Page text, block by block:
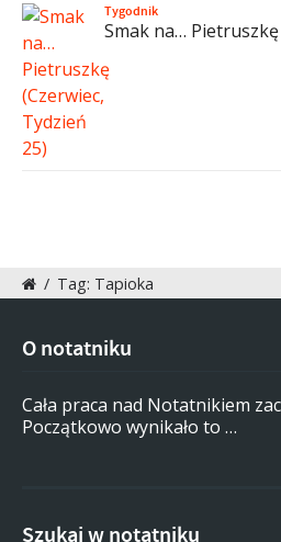
Tygodnik
Smak na…
/ Tag: Tapioka
O notatniku
Cała praca nad Notatnikiem
Początkowo wynikało to …
Szukaj w notatniku